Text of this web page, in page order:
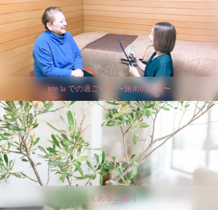
tete la での過ごし方 〜施術の流れ〜
よくあるご質問